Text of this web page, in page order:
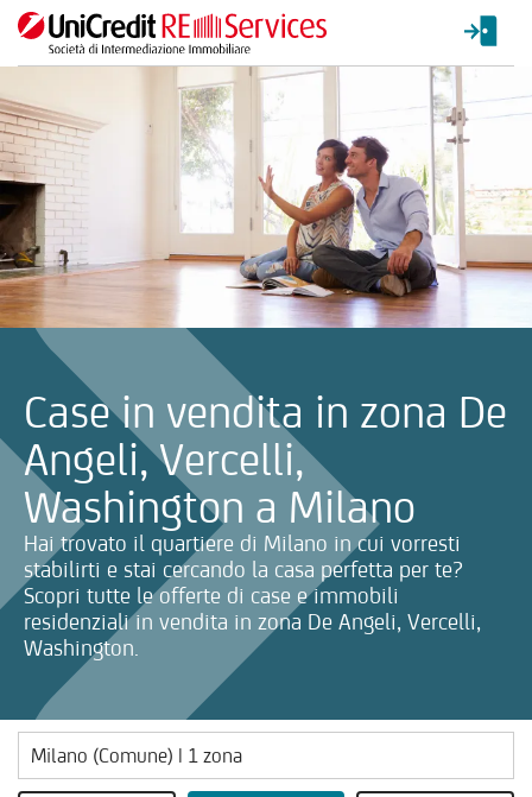
Case in vendita in zona De
Angeli, Vercelli,
Washington a Milano
Hai trovato il quartiere di Milano in cui vorresti
stabilirti e stai cercando la casa perfetta per te?
Scopri tutte le offerte di case e immobili
residenziali in vendita in zona De Angeli, Vercelli,
Washington.
La ricerca verrà inviata automaticamente alla selezione delle